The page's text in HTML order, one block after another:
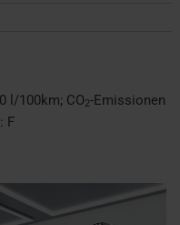
l/100km; CO2-Emissionen
F